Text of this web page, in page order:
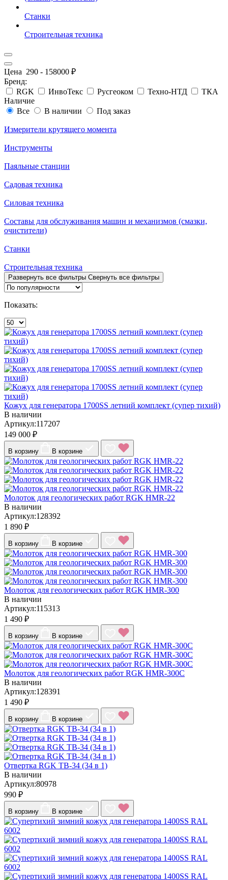
Станки
Строительная техника
Цена 290 - 158000 ₽
Бренд:
RGK
ИнвоТекс Русгеоком Техно-НТД
ТКА
Наличие
Все
В наличии Под заказ
Измерители крутящего момента
Инструменты
Паяльные станции
Садовая техника
Силовая техника
Составы для обслуживания машин и механизмов (смазки,
очистители)
Станки
Строительная техника
Развернуть все фильтры Свернуть все фильтры
Показать:
Кожух для генератора 1700SS летний комплект (супер тихий)
В наличии
Артикул:117207
149 000 ₽
В корзину В корзине
Молоток для геологических работ RGK HMR-22
В наличии
Артикул:128392
1 890 ₽
В корзину В корзине
Молоток для геологических работ RGK HMR-300
В наличии
Артикул:115313
1 490 ₽
В корзину В корзине
Молоток для геологических работ RGK HMR-300C
В наличии
Артикул:128391
1 490 ₽
В корзину В корзине
Отвертка RGK TB-34 (34 в 1)
В наличии
Артикул:80978
990 ₽
В корзину В корзине